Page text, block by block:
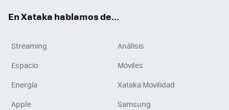
En Xataka hablamos de...
Streaming
Análisis
Espacio
Móviles
Energía
Xataka Movilidad
Apple
Samsung